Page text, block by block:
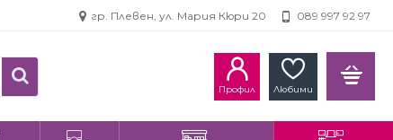
гр. Плевен, ул. Мария Кюри 20 089 997 92 97
Профил Любими